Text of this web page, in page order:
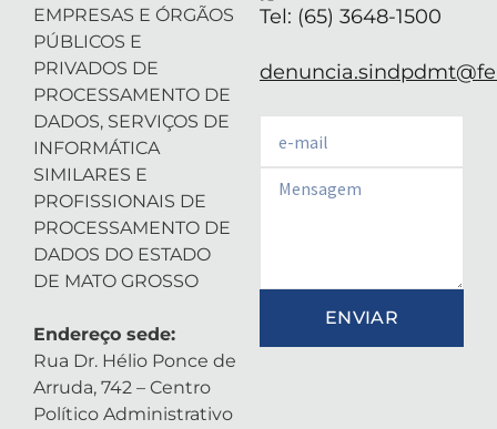
EMPRESAS E ÓRGÃOS
PÚBLICOS E
PRIVADOS DE
PROCESSAMENTO DE
DADOS, SERVIÇOS DE
INFORMÁTICA
SIMILARES E
PROFISSIONAIS DE
PROCESSAMENTO DE
DADOS DO ESTADO
DE MATO GROSSO
Endereço sede:
Rua Dr. Hélio Ponce de
Arruda, 742 – Centro
Político Administrativo
Tel: (65) 3648-1500
Email
ENVIAR